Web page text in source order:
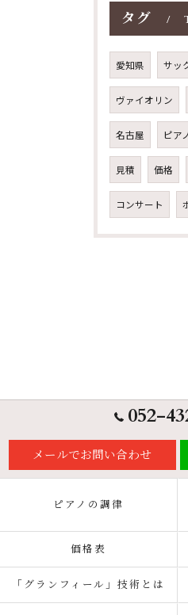
タグ
愛知県 サッ
ヴァイオリン
名古屋 ピアノ
見積 価格
コンサート
052-
メールでお問い合わせ
ピアノの調律
価格表
「グランフィール」技術とは